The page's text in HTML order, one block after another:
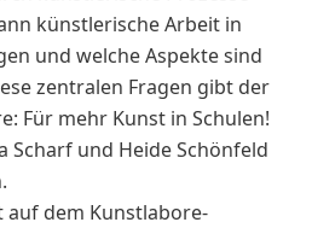
künstlerische Arbeit in
und welche Aspekte sind
zentralen Fragen gibt der
Für mehr Kunst in Schulen!
Scharf und Heide Schönfeld
auf dem Kunstlabore-